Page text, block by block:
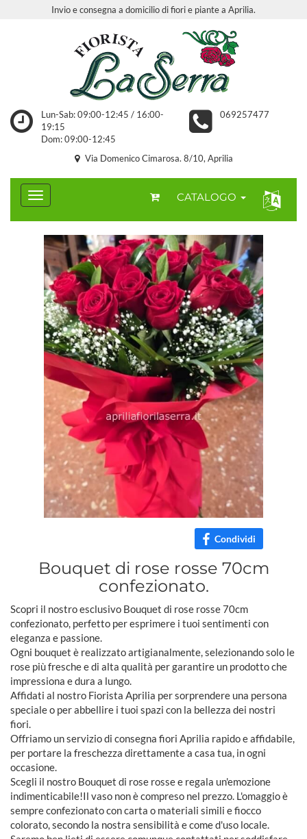
Invio e consegna a domicilio di fiori e piante a Aprilia.
Lun-Sab: 09:00-12:45 / 16:00-
19:15
Dom: 09:00-12:45
069257477
Via Domenico Cimarosa. 8/10, Aprilia
CATALOGO
Condividi
Bouquet di rose rosse 70cm
confezionato.
Scopri il nostro esclusivo Bouquet di rose rosse 70cm
confezionato, perfetto per esprimere i tuoi sentimenti con
eleganza e passione.
Ogni bouquet è realizzato artigianalmente, selezionando solo le
rose più fresche e di alta qualità per garantire un prodotto che
impressiona e dura a lungo.
Affidati al nostro Fiorista Aprilia per sorprendere una persona
speciale o per abbellire i tuoi spazi con la bellezza dei nostri
fiori.
Offriamo un servizio di consegna fiori Aprilia rapido e affidabile,
per portare la freschezza direttamente a casa tua, in ogni
occasione.
Scegli il nostro Bouquet di rose rosse e regala un'emozione
indimenticabile!Il vaso non è compreso nel prezzo. L'omaggio è
sempre confezionato con carta o materiali simili e fiocco
colorato, secondo la nostra sensibilità e come d'uso locale.